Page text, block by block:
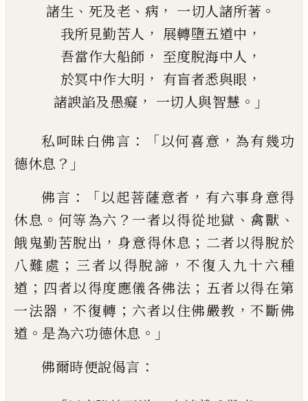
諸生 、 死及老 、 病 ， 一切人諸所著 。
我所見勤苦人 ， 展轉墮五道中 ，
吾當作大船師 ， 至度脫海中人 ，
於冥中作大明 ， 有盲者悉與眼 ，
諸諛諂及愚癡 ， 一切人與智慧 。」
私呵昧白佛言 ：「以何喜意 ， 為有幾功
德休息 ？」
佛言 ：「以起菩薩意者 ， 有六事身意得
休息 。 何等為六 ？ 一者以得從地獄 、 禽獸 、
餓鬼勤苦脫出 ， 身意得休息 ； 二者以得脫於
八難處 ； 三者以得脫諦 ， 不復入九十六種
道 ； 四者以得度應儀各佛法 ； 五者以得在第
一法器 ，不復轉 ； 六者以住佛嚴教 ，不斷佛
道 。 是為六功德休息 。」
佛爾時便說偈言 ：